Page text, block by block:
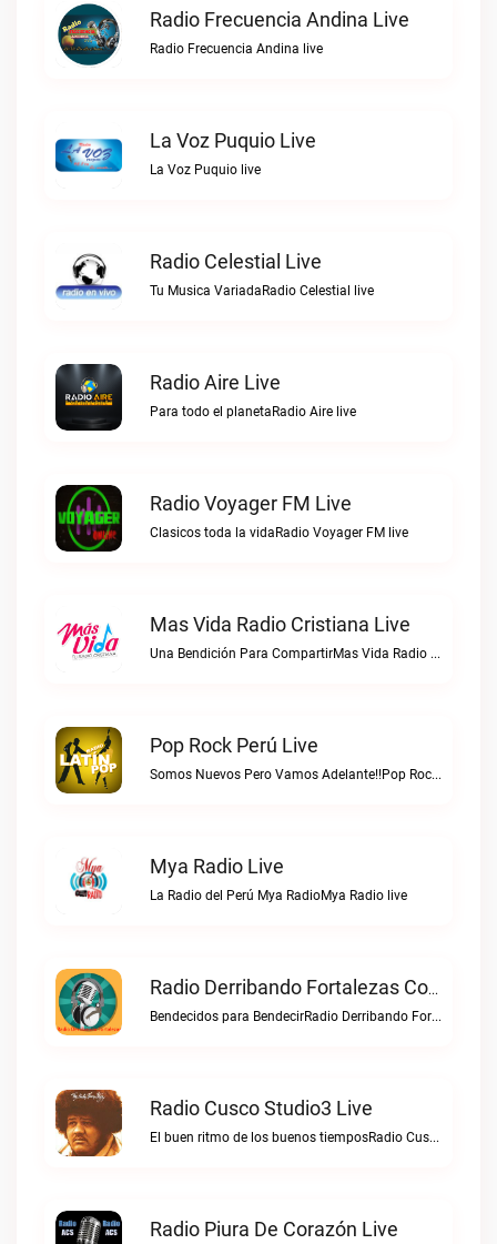
Radio Frecuencia Andina Live
Radio Frecuencia Andina live
La Voz Puquio Live
La Voz Puquio live
Radio Celestial Live
Tu Musica VariadaRadio Celestial live
Radio Aire Live
Para todo el planetaRadio Aire live
Radio Voyager FM Live
Clasicos toda la vidaRadio Voyager FM live
Mas Vida Radio Cristiana Live
Una Bendición Para CompartirMas Vida Radio Cristiana live
Pop Rock Perú Live
Somos Nuevos Pero Vamos Adelante!!Pop Rock Perú live
Mya Radio Live
La Radio del Perú Mya RadioMya Radio live
Radio Derribando Fortalezas Con Cristo Live
Bendecidos para BendecirRadio Derribando Fortalezas con Cristo live
Radio Cusco Studio3 Live
El buen ritmo de los buenos tiemposRadio Cusco Studio3 live
Radio Piura De Corazón Live